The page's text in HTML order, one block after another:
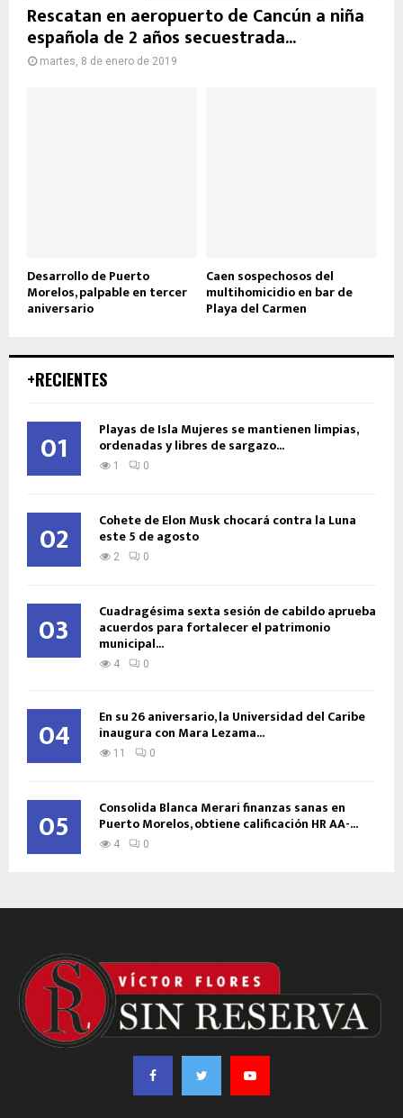
Rescatan en aeropuerto de Cancún a niña
española de 2 años secuestrada...
martes, 8 de enero de 2019
Desarrollo de Puerto
Morelos, palpable en tercer
aniversario
Caen sospechosos del
multihomicidio en bar de
Playa del Carmen
+RECIENTES
01 Playas de Isla Mujeres se mantienen limpias,
ordenadas y libres de sargazo...
1 0
02 Cohete de Elon Musk chocará contra la Luna
este 5 de agosto
2 0
03 Cuadragésima sexta sesión de cabildo aprueba
acuerdos para fortalecer el patrimonio
municipal...
4 0
04 En su 26 aniversario, la Universidad del Caribe
inaugura con Mara Lezama...
11 0
05 Consolida Blanca Merari finanzas sanas en
Puerto Morelos, obtiene calificación HR AA-...
4 0